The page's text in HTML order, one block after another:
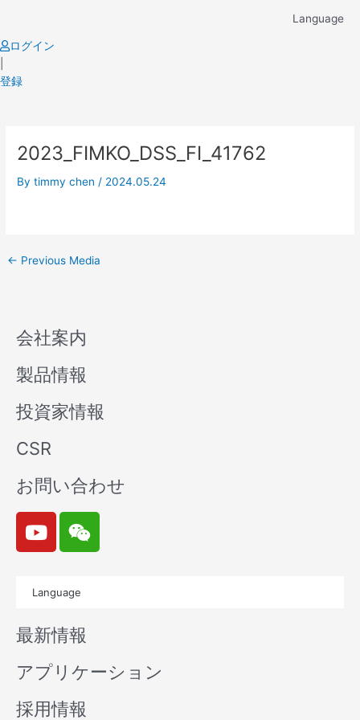
content
Language
ログイン
登録
2023_FIMKO_DSS_FI_41762
Bytimmy chen / 2024.05.24
navigation
← Previous Media
会社案内
製品情報
投資家情報
CSR
お問い合わせ
Y
o
u
b
e
W
e
i
n
Language
最新情報
アプリケーション
採用情報